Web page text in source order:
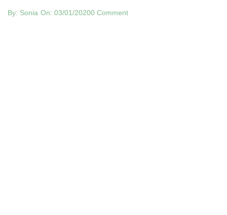
By: Sonia On: 03/01/20200 Comment